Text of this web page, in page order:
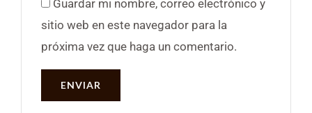
Guardar mi nombre, correo electrónico y
sitio web en este navegador para la
próxima vez que haga un comentario.